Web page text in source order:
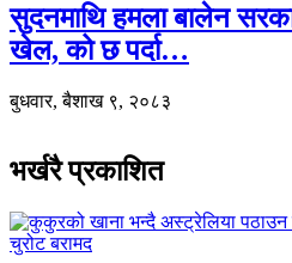
सुदनमाथि हमला बालेन
खेल, को छ पर्दा…
बुधवार, बैशाख ९, २०८३
भर्खरै प्रकाशित